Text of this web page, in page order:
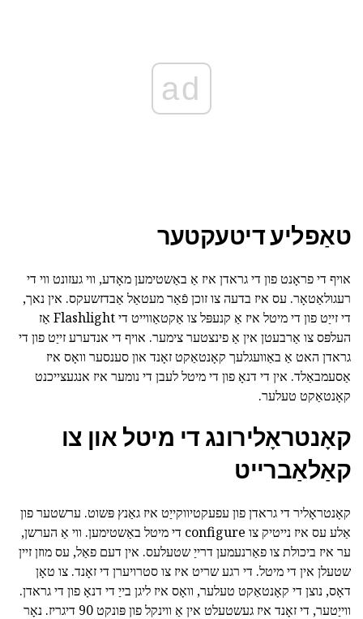
ad
טאַפליע דיטעקטער
אויף די פראָנט פון די גראדן איז אַ באַשטימען מאָדע, ווי געזונט ווי די
רעגולאַטאָר. עס איז בדעה צו זוכן פֿאַר מעטאַל אַבדזשעקס. אין נאך,
די זייַט פון די מיטל איז אַ קנעפּל צו אַקטאַווייט די Flashlight אַז
העלפּס צו אַרבעטן אין אַ פינצטער צימער. אויף די אנדערע זייַט פון די
גראדן האט אַ באַוועגלעך קאָנטאַקט זאָנד און סענסער וואָס איז
אַסעמבאַלד. אין די דנאָ פון די מיטל לעבן די נומער איז אנגעצייכנט
קאָנטאַקט טעלער.
קאָנטראָלירונג די מיטל און צו
קאַלאַברייט
קאָנטראָליר די גראדן פון עפעקטיווקייַט איז גאַנץ פּשוט. ערשטער פון
אַלע עס איז נייטיק צו configure די מיטל באַשטימען. ווי אַ הערשן,
ער איז ביכולת צו פאַרנעמען דרייַ שטעלעס. אין דעם פאַל, עס מוזן זיין
שטעלן אין די מיטל. די רגע שריט איז צו סטרויערן די זאָנד. צו טאָן
דאָס, נוצן די קאָנטאַקט טעלער, וואָס איז ליגן בייַ די דנאָ פון די גראדן.
ווייַטער, די זאָנד איז געשטעלט אין אַ ווינקל פון פּונקט 90 דיגריז. נאָר